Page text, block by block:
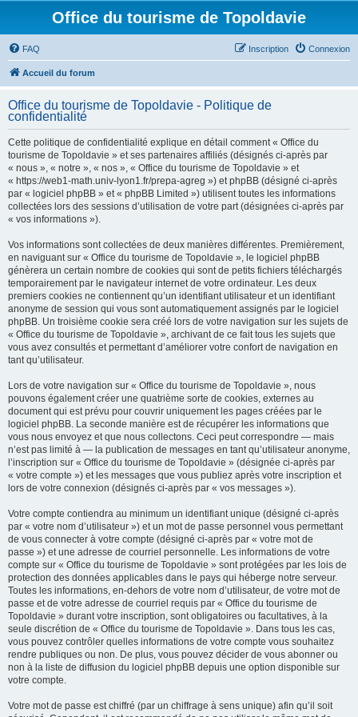
Office du tourisme de Topoldavie
FAQ Connexion
Inscription
Accueil du forum
Office du tourisme de Topoldavie - Politique de
confidentialité
Cette politique de confidentialité explique en détail comment « Office du
tourisme de Topoldavie » et ses partenaires affiliés (désignés ci-après par
« nous », « notre », « nos », « Office du tourisme de Topoldavie » et
« https://web1-math.univ-lyon1.fr/prepa-agreg ») et phpBB (désigné ci-après
par « logiciel phpBB » et « phpBB Limited ») utilisent toutes les informations
collectées lors des sessions d’utilisation de votre part (désignées ci-après par
« vos informations »).
Vos informations sont collectées de deux manières différentes. Premièrement,
en naviguant sur « Office du tourisme de Topoldavie », le logiciel phpBB
génèrera un certain nombre de cookies qui sont de petits fichiers téléchargés
temporairement par le navigateur internet de votre ordinateur. Les deux
premiers cookies ne contiennent qu’un identifiant utilisateur et un identifiant
anonyme de session qui vous sont automatiquement assignés par le logiciel
phpBB. Un troisième cookie sera créé lors de votre navigation sur les sujets de
« Office du tourisme de Topoldavie », archivant de ce fait tous les sujets que
vous avez consultés et permettant d’améliorer votre confort de navigation en
tant qu’utilisateur.
Lors de votre navigation sur « Office du tourisme de Topoldavie », nous
pouvons également créer une quatrième sorte de cookies, externes au
document qui est prévu pour couvrir uniquement les pages créées par le
logiciel phpBB. La seconde manière est de récupérer les informations que
vous nous envoyez et que nous collectons. Ceci peut correspondre — mais
n’est pas limité à — la publication de messages en tant qu’utilisateur anonyme,
l’inscription sur « Office du tourisme de Topoldavie » (désignée ci-après par
« votre compte ») et les messages que vous publiez après votre inscription et
lors de votre connexion (désignés ci-après par « vos messages »).
Votre compte contiendra au minimum un identifiant unique (désigné ci-après
par « votre nom d’utilisateur ») et un mot de passe personnel vous permettant
de vous connecter à votre compte (désigné ci-après par « votre mot de
passe ») et une adresse de courriel personnelle. Les informations de votre
compte sur « Office du tourisme de Topoldavie » sont protégées par les lois de
protection des données applicables dans le pays qui héberge notre serveur.
Toutes les informations, en-dehors de votre nom d’utilisateur, de votre mot de
passe et de votre adresse de courriel requis par « Office du tourisme de
Topoldavie » durant votre inscription, sont obligatoires ou facultatives, à la
seule discrétion de « Office du tourisme de Topoldavie ». Dans tous les cas,
vous pouvez contrôler quelles informations de votre compte vous souhaitez
rendre publiques ou non. De plus, vous pouvez décider de vous abonner ou
non à la liste de diffusion du logiciel phpBB depuis une option disponible sur
votre compte.
Votre mot de passe est chiffré (par un chiffrage à sens unique) afin qu’il soit